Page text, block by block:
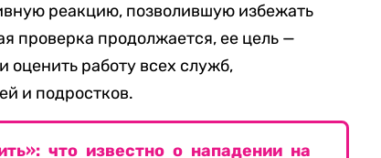
реакцию, позволившую избежать
проверка продолжается, ее цель —
оценить работу всех служб,
и подростков.
что известно о нападении на